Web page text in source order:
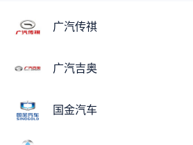
广汽传祺
广汽吉奥
国金汽车